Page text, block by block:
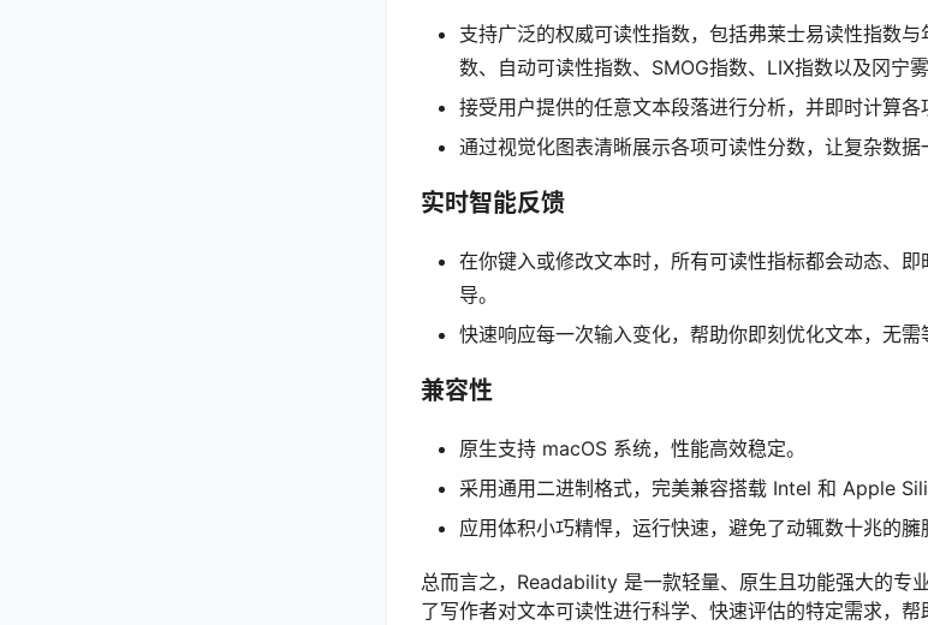
支持广泛的权威可读性指数，包括弗莱士易读性指数
数、自动可读性指数、SMOG指数、LIX指数以及冈宁雾
接受用户提供的任意文本段落进行分析，并即时计算各
通过视觉化图表清晰展示各项可读性分数，让复杂数据
实时智能反馈
在你键入或修改文本时，所有可读性指标都会动态、
导。
快速响应每一次输入变化，帮助你即刻优化文本，无需
兼容性
原生支持 macOS 系统，性能高效稳定。
采用通用二进制格式，完美兼容搭载 Intel 和 Apple
应用体积小巧精悍，运行快速，避免了动辄数十兆的臃
总而言之，Readability 是一款轻量、原生且功能强大的专
了写作者对文本可读性进行科学、快速评估的特定需求，